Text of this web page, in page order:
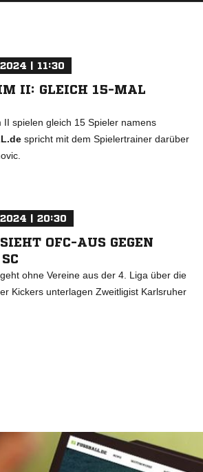
| 11:30
II: GLEICH 15-MAL
II spielen gleich 15 Spieler namens
spricht mit dem Spielertrainer darüber
| 20:30
OFC-AUS GEGEN
ohne Vereine aus der 4. Liga über die
Kickers unterlagen Zweitligist Karlsruher